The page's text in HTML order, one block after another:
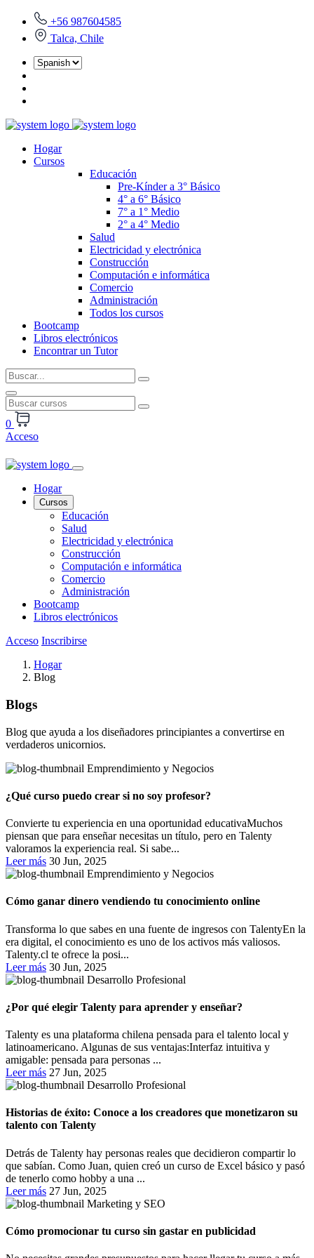
+56 987604585
Talca, Chile
Hogar
Cursos
Educación
Pre-Kínder a 3° Básico
4° a 6° Básico
7° a 1° Medio
2° a 4° Medio
Salud
Electricidad y electrónica
Construcción
Computación e informática
Comercio
Administración
Todos los cursos
Bootcamp
Libros electrónicos
Encontrar un Tutor
0
Acceso
Hogar
Cursos
Educación
Salud
Electricidad y electrónica
Construcción
Computación e informática
Comercio
Administración
Bootcamp
Libros electrónicos
Acceso Inscribirse
Hogar
Blog
Blogs
Blog que ayuda a los diseñadores principiantes a convertirse en
verdaderos unicornios.
Emprendimiento y Negocios
¿Qué curso puedo crear si no soy profesor?
Convierte tu experiencia en una oportunidad educativaMuchos
piensan que para enseñar necesitas un título, pero en Talenty
valoramos la experiencia real. Si sabe...
Leer más 30 Jun, 2025
Emprendimiento y Negocios
Cómo ganar dinero vendiendo tu conocimiento online
Transforma lo que sabes en una fuente de ingresos con TalentyEn la
era digital, el conocimiento es uno de los activos más valiosos.
Talenty.cl te ofrece la posi...
Leer más 30 Jun, 2025
Desarrollo Profesional
¿Por qué elegir Talenty para aprender y enseñar?
Talenty es una plataforma chilena pensada para el talento local y
latinoamericano. Algunas de sus ventajas:Interfaz intuitiva y
amigable: pensada para personas ...
Leer más 27 Jun, 2025
Desarrollo Profesional
Historias de éxito: Conoce a los creadores que monetizaron su
talento con Talenty
Detrás de Talenty hay personas reales que decidieron compartir lo
que sabían. Como Juan, quien creó un curso de Excel básico y pasó
de tenerlo como hobby a una ...
Leer más 27 Jun, 2025
Marketing y SEO
Cómo promocionar tu curso sin gastar en publicidad